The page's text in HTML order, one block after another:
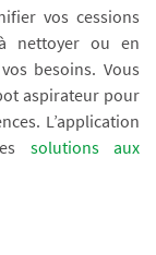
vos cessions
nettoyer ou en
besoins. Vous
aspirateur pour
L’application
solutions aux